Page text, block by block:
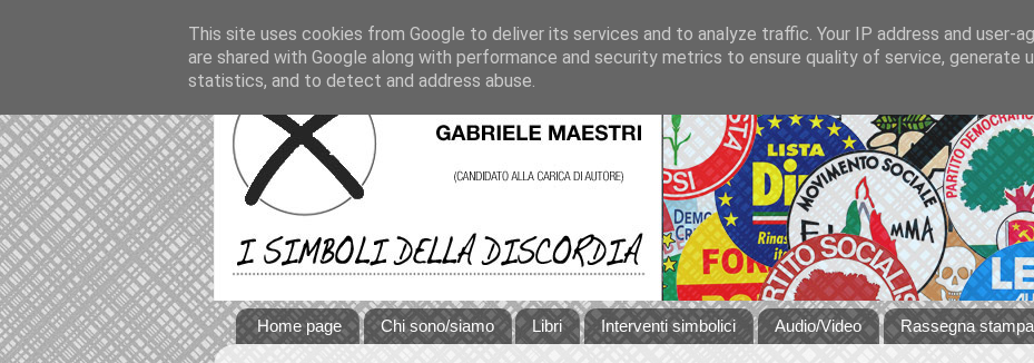
Home page Chi sono/siamo Libri Interventi simbolici Audio/Video Rassegna stampa
This site uses cookies from Google to deliver its services and to analyze traffic. Your IP address and user-
are shared with Google along with performance and security metrics to ensure quality of service, generate
statistics, and to detect and address abuse.